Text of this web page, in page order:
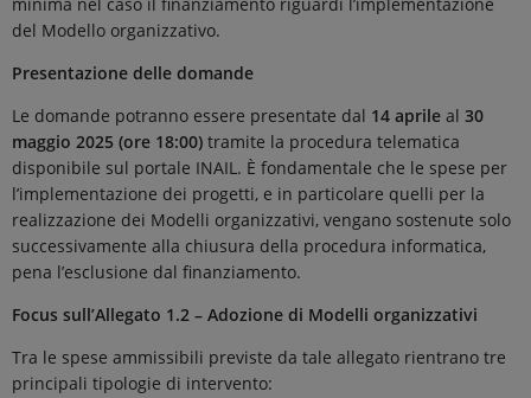
minima nel caso il finanziamento riguardi l’implementazione
del Modello organizzativo.
Presentazione delle domande
Le domande potranno essere presentate dal 14 aprile al 30
maggio 2025 (ore 18:00) tramite la procedura telematica
disponibile sul portale INAIL. È fondamentale che le spese per
l’implementazione dei progetti, e in particolare quelli per la
realizzazione dei Modelli organizzativi, vengano sostenute solo
successivamente alla chiusura della procedura informatica,
pena l’esclusione dal finanziamento.
Focus sull’Allegato 1.2 – Adozione di Modelli organizzativi
Tra le spese ammissibili previste da tale allegato rientrano tre
principali tipologie di intervento: